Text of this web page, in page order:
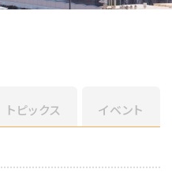
トピックス イベント